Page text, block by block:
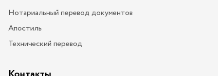
Нотариальный перевод документов
Апостиль
Технический перевод